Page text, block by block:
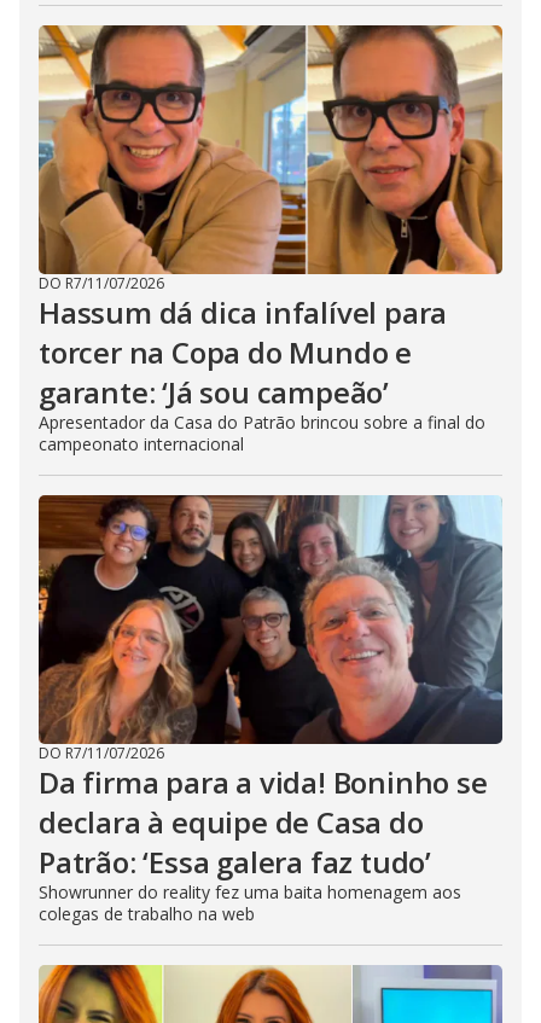
DO R7/11/07/2026
Hassum dá dica infalível para
torcer na Copa do Mundo e
garante: ‘Já sou campeão’
Apresentador da Casa do Patrão brincou sobre a final do
campeonato internacional
DO R7/11/07/2026
Da firma para a vida! Boninho se
declara à equipe de Casa do
Patrão: ‘Essa galera faz tudo’
Showrunner do reality fez uma baita homenagem aos
colegas de trabalho na web